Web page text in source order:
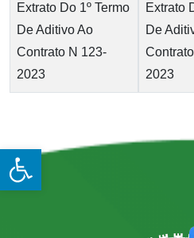
Open toolbar
Extrato Do 1º Termo
De Aditivo Ao
Contrato N 123-
2023
Extrato
De
2023